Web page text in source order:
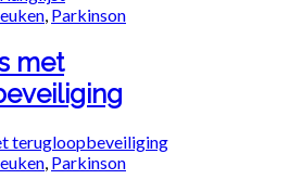
, Parkinson
met
, Parkinson